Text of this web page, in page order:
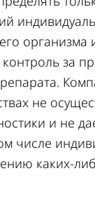
организма
за
не
и не
числе
каких-